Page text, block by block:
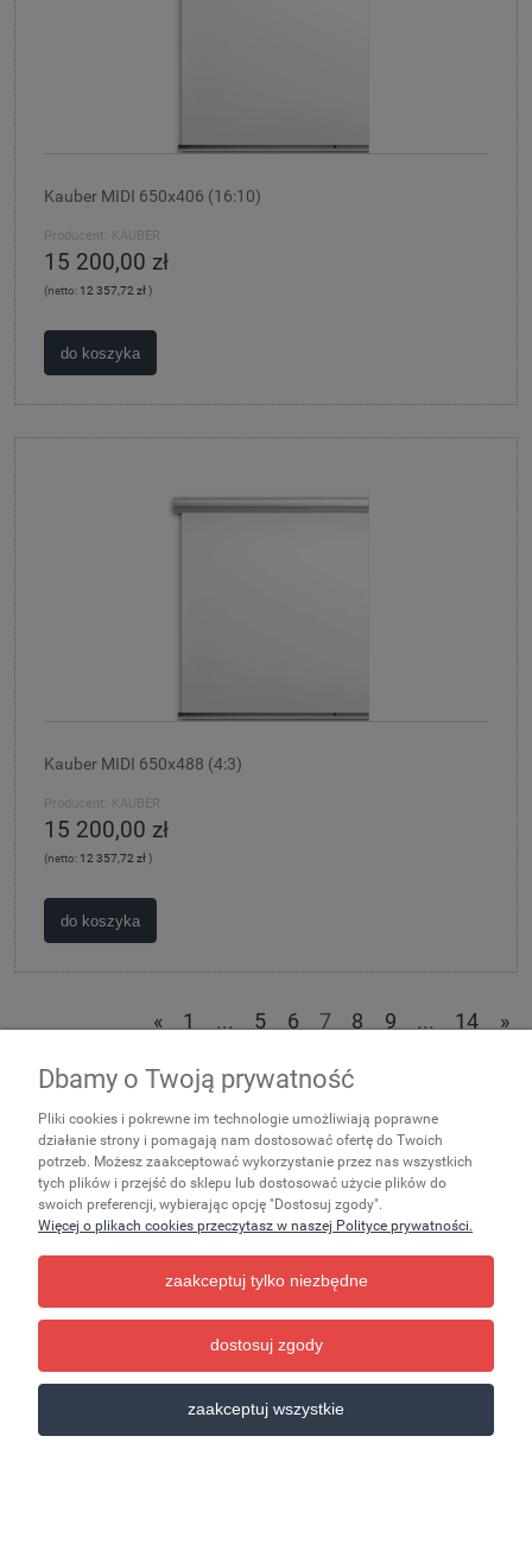
Kauber MIDI 650x406 (16:10)
Producent: KAUBER
15 200,00 zł
(netto: 12 357,72 zł)
do koszyka
Kauber MIDI 650x488 (4:3)
Producent: KAUBER
15 200,00 zł
(netto: 12 357,72 zł)
do koszyka
« 1 ... 5 6 7 8 9 ... 14 »
Zakupy
Ważne
Pomoc
Moje konto
Informacje
Dbamy o Twoją prywatność
Pliki cookies i pokrewne im technologie umożliwiają poprawne
działanie strony i pomagają nam dostosować ofertę do Twoich
potrzeb. Możesz zaakceptować wykorzystanie przez nas wszystkich
tych plików i przejść do sklepu lub dostosować użycie plików do
swoich preferencji, wybierając opcję "Dostosuj zgody".
Więcej o plikach cookies przeczytasz w naszej Polityce prywatności.
zaakceptuj tylko niezbędne
dostosuj zgody
zaakceptuj wszystkie